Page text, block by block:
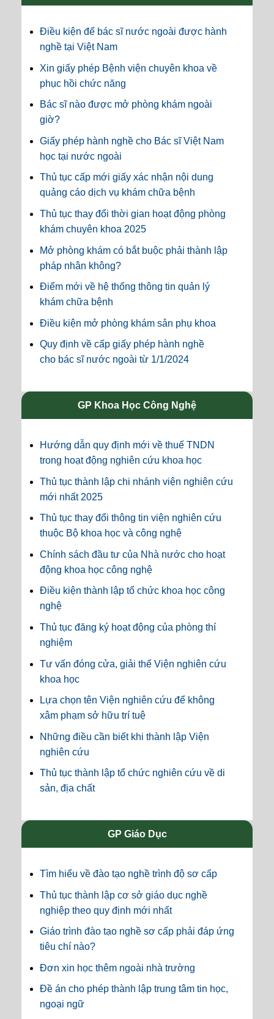
Điều kiện để bác sĩ nước ngoài được hành
nghề tại Việt Nam
Xin giấy phép Bệnh viện chuyên khoa về
phục hồi chức năng
Bác sĩ nào được mở phòng khám ngoài
giờ?
Giấy phép hành nghề cho Bác sĩ Việt Nam
học tại nước ngoài
Thủ tục cấp mới giấy xác nhận nội dung
quảng cáo dịch vụ khám chữa bệnh
Thủ tục thay đổi thời gian hoạt động phòng
khám chuyên khoa 2025
Mở phòng khám có bắt buộc phải thành lập
pháp nhân không?
Điểm mới về hệ thống thông tin quản lý
khám chữa bệnh
Điều kiện mở phòng khám sản phụ khoa
Quy định về cấp giấy phép hành nghề
cho bác sĩ nước ngoài từ 1/1/2024
GP Khoa Học Công Nghệ
Hướng dẫn quy định mới về thuế TNDN
trong hoạt động nghiên cứu khoa học
Thủ tục thành lập chi nhánh viện nghiên cứu
mới nhất 2025
Thủ tục thay đổi thông tin viện nghiên cứu
thuộc Bộ khoa học và công nghệ
Chính sách đầu tư của Nhà nước cho hoạt
động khoa học công nghệ
Điều kiện thành lập tổ chức khoa học công
nghệ
Thủ tục đăng ký hoạt động của phòng thí
nghiệm
Tư vấn đóng cửa, giải thể Viện nghiên cứu
khoa học
Lựa chọn tên Viện nghiên cứu để không
xâm phạm sở hữu trí tuệ
Những điều cần biết khi thành lập Viện
nghiên cứu
Thủ tục thành lập tổ chức nghiên cứu về di
sản, địa chất
GP Giáo Dục
Tìm hiểu về đào tạo nghề trình độ sơ cấp
Thủ tục thành lập cơ sở giáo dục nghề
nghiệp theo quy định mới nhất
Giáo trình đào tạo nghề sơ cấp phải đáp ứng
tiêu chí nào?
Đơn xin học thêm ngoài nhà trường
Đề án cho phép thành lập trung tâm tin học,
ngoại ngữ